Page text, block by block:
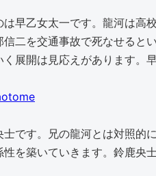
早乙女太一です。龍河は
二を交通事故で死なせる
展開は見応えがあります
です。兄の龍河とは対照
を築いていきます。鈴鹿